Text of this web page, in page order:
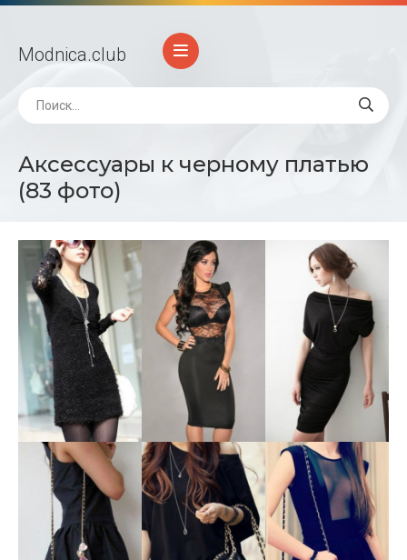
Modnica.club
Аксессуары к черному платью
(83 фото)